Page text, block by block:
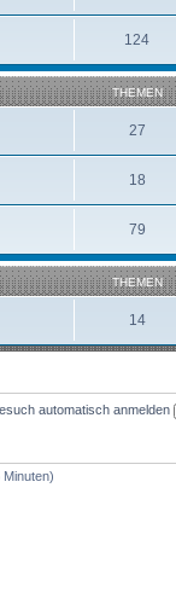
124
THEMEN
27
18
79
THEMEN
14
automatisch anmelden